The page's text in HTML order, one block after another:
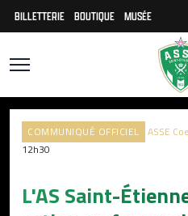
BILLETTERIE BOUTIQUE MUSÉE
COMMUNIQUÉ OFFICIEL ASSE
12h30
L'AS Saint-